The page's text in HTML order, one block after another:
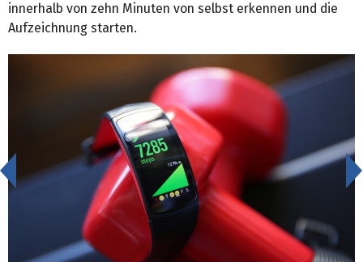
innerhalb von zehn Minuten von selbst erkennen und die
Aufzeichnung starten.
<